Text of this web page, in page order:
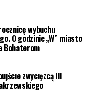
wybuchu
O godzinie „W” miasto
Bohaterom
zwycięzcą III